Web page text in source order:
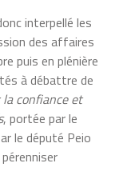
interpellé les
des affaires
puis en plénière
à débattre de
confiance et
, portée par le
le député Peio